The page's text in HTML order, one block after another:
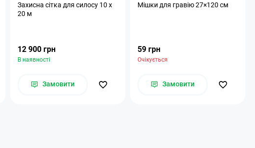
Захисна сітка для силосу 10 х
20 м
12 900 грн
В наявності
Замовити
Мішки для гравію 27×120 см
59 грн
Очікується
Замовити